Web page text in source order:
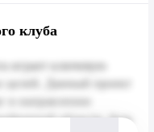
клуба